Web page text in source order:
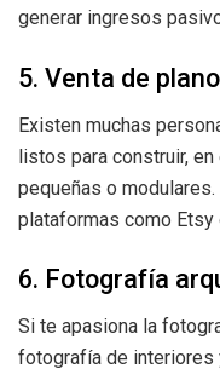
generar ingresos
5. Venta de
Existen muchas
listos para construir,
pequeñas o
plataformas como Etsy
6. Fotografía
Si te apasiona la
fotografía de interiores